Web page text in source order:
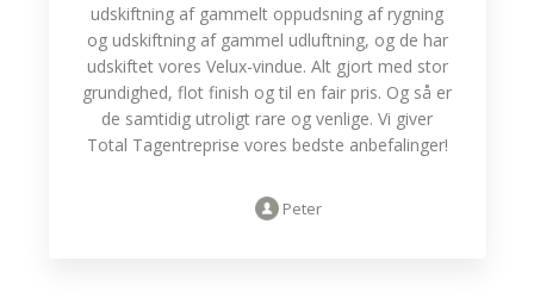
udskiftning af gammelt oppudsning af rygning
og udskiftning af gammel udluftning, og de har
udskiftet vores Velux-vindue. Alt gjort med stor
grundighed, flot finish og til en fair pris. Og så er
de samtidig utroligt rare og venlige. Vi giver
Total Tagentreprise vores bedste anbefalinger!
Peter